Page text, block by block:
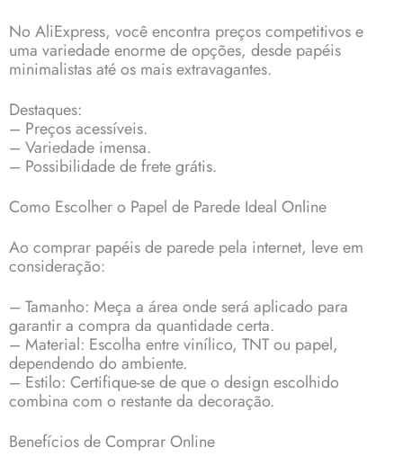
No AliExpress, você encontra preços competitivos e
uma variedade enorme de opções, desde papéis
minimalistas até os mais extravagantes.
Destaques:
– Preços acessíveis.
– Variedade imensa.
– Possibilidade de frete grátis.
Como Escolher o Papel de Parede Ideal Online
Ao comprar papéis de parede pela internet, leve em
consideração:
– Tamanho: Meça a área onde será aplicado para
garantir a compra da quantidade certa.
– Material: Escolha entre vinílico, TNT ou papel,
dependendo do ambiente.
– Estilo: Certifique-se de que o design escolhido
combina com o restante da decoração.
Benefícios de Comprar Online